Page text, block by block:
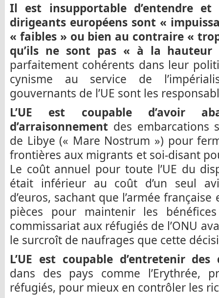
Il est insupportable d’entendre
dirigeants européens sont «
« faibles » ou bien au contraire «
qu’ils ne sont pas « à la hauteur
parfaitement cohérents dans leur
cynisme au service de
gouvernants de l’UE sont les
L’UE est coupable d’avoir
d’arraisonnement des embarcations
de Libye (« Mare Nostrum ») pour
frontières aux migrants et soi-disant
Le coût annuel pour toute l’UE du
était inférieur au coût d’un seul
d’euros, sachant que l’armée
pièces pour maintenir les
commissariat aux réfugiés de l’ONU
le surcroît de naufrages que cette
L’UE est coupable d’entretenir
dans des pays comme l’Erythrée,
réfugiés, pour mieux en contrôler les